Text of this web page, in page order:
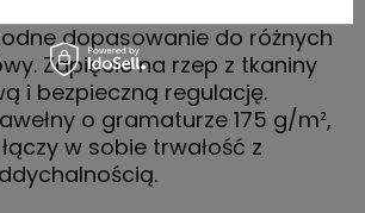
dopasowanie do różnych
Zapięcie na rzep z tkaniny
i bezpieczną regulację.
o gramaturze 175 g/m²,
w sobie trwałość z